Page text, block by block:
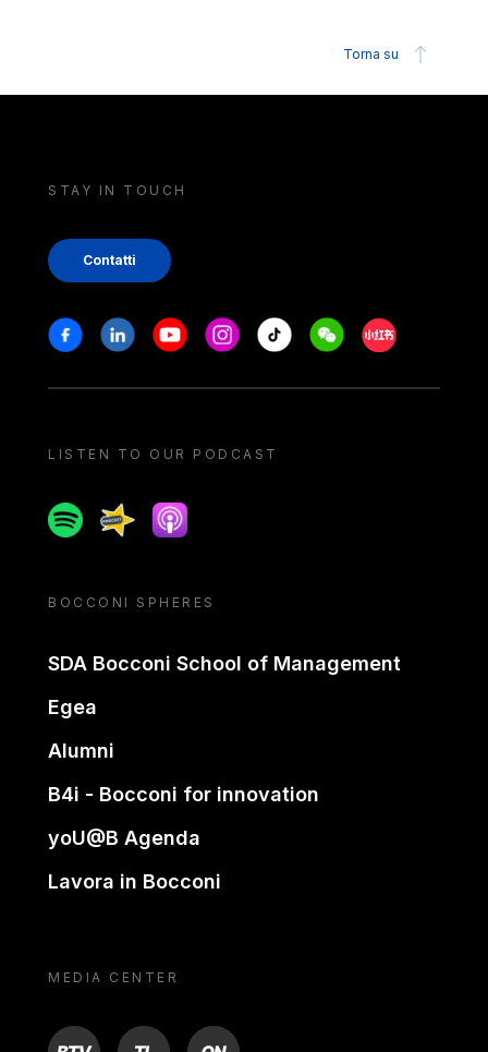
Torna su
STAY IN TOUCH
Contatti
Stay in touch
FacebookLinkedinYoutubeInstagram
Tiktok WeechatXiaohongshu/
LISTEN TO OUR PODCAST
SpotifySpreakerApple podcast
BOCCONI SPHERES
SDA Bocconi School of Management
Egea
Alumni
B4i - Bocconi for innovation
yoU@B Agenda
Lavora in Bocconi
MEDIA CENTER
BTV TL ON